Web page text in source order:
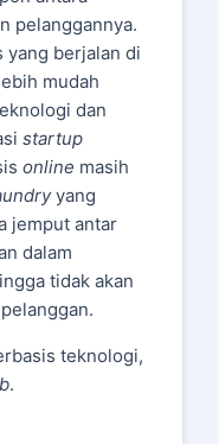
pelanggannya.
yang berjalan di
mudah
dan
startup
online masih
yang
jemput antar
dalam
tidak akan
teknologi,
.